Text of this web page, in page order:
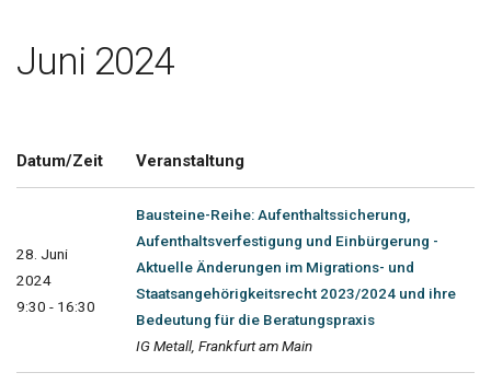
Juni 2024
Datum/Zeit Veranstaltung
28. Juni
2024
9:30 - 16:30
Bausteine-Reihe: Aufenthaltssicherung,
Aufenthaltsverfestigung und Einbürgerung -
Aktuelle Änderungen im Migrations- und
Staatsangehörigkeitsrecht 2023/2024 und ihre
Bedeutung für die Beratungspraxis
IG Metall, Frankfurt am Main